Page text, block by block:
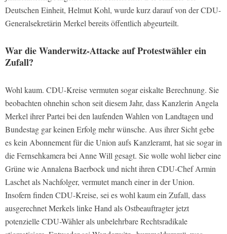
Deutschen Einheit, Helmut Kohl, wurde kurz darauf von der CDU-
Generalsekretärin Merkel bereits öffentlich abgeurteilt.
War die Wanderwitz-Attacke auf Protestwähler ein
Zufall?
Wohl kaum. CDU-Kreise vermuten sogar eiskalte Berechnung. Sie
beobachten ohnehin schon seit diesem Jahr, dass Kanzlerin Angela
Merkel ihrer Partei bei den laufenden Wahlen von Landtagen und
Bundestag gar keinen Erfolg mehr wünsche. Aus ihrer Sicht gebe
es kein Abonnement für die Union aufs Kanzleramt, hat sie sogar in
die Fernsehkamera bei Anne Will gesagt. Sie wolle wohl lieber eine
Grüne wie Annalena Baerbock und nicht ihren CDU-Chef Armin
Laschet als Nachfolger, vermutet manch einer in der Union.
Insofern finden CDU-Kreise, sei es wohl kaum ein Zufall, dass
ausgerechnet Merkels linke Hand als Ostbeauftragter jetzt
potenzielle CDU-Wähler als unbelehrbare Rechtsradikale